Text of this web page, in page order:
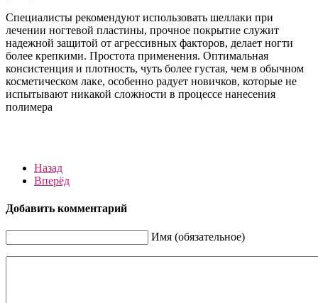
Специалисты рекомендуют использовать шеллаки при
лечении ногтевой пластины, прочное покрытие служит
надежной защитой от агрессивных факторов, делает ногти
более крепкими. Простота применения. Оптимальная
консистенция и плотность, чуть более густая, чем в обычном
косметическом лаке, особенно радует новичков, которые не
испытывают никакой сложности в процессе нанесения
полимера
Назад
Вперёд
Добавить комментарий
Имя (обязательное)